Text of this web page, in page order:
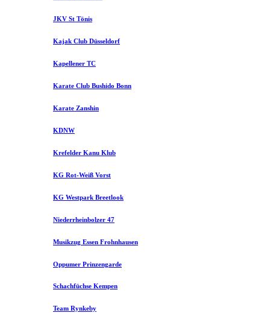
JKV St Tönis
Kajak Club Düsseldorf
Kapellener TC
Karate Club Bushido Bonn
Karate Zanshin
KDNW
Krefelder Kanu Klub
KG Rot-Weiß Vorst
KG Westpark Breetlook
Niederrheinbolzer 47
Musikzug Essen Frohnhausen
Oppumer Prinzengarde
Schachfüchse Kempen
Team Rynkeby